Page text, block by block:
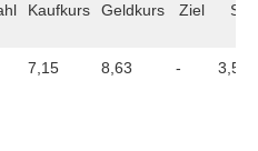
Kaufkurs Geldkurs Ziel
7,15 8,63 - 3,5